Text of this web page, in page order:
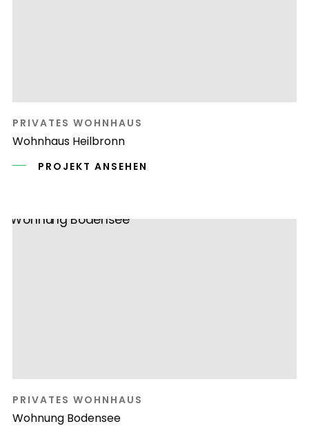
PRIVATES WOHNHAUS
Wohnhaus Heilbronn
PROJEKT ANSEHEN
PRIVATES WOHNHAUS
Wohnung Bodensee